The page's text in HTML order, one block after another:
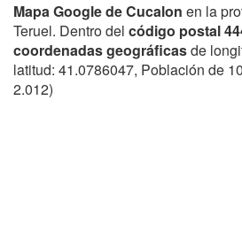
Mapa Google de Cucalon en la
Teruel. Dentro del código postal
coordenadas geográficasde
latitud: 41.0786047, Población de
2.012)